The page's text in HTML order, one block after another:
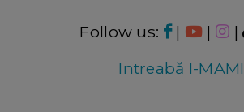
Follow us: | | |
Intreabă I-MAMI